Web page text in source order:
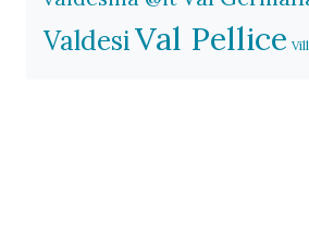
ValdesiVal Pellice